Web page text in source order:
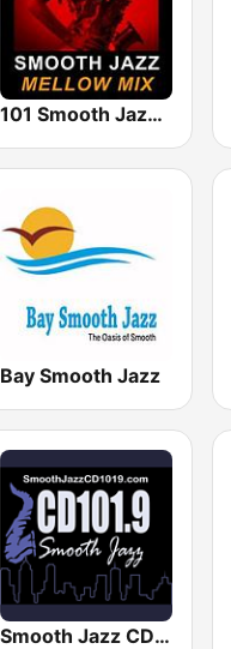
101 Smooth Jazz Mellow Mix
Bay Smooth Jazz
Smooth Jazz CD 101.9 FM